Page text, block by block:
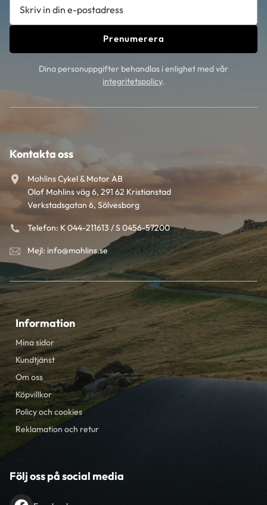
Prenumerera
Dina personuppgifter behandlas i enlighet med vår
integritetspolicy.
Kontakta oss
Mohlins Cykel & Motor AB
Olof Mohlins väg 6, 291 62 Kristianstad
Verkstadsgatan 6, Sölvesborg
Telefon: K 044-211613 / S 0456-57200
Mejl: info@mohlins.se
Information
Mina sidor
Kundtjänst
Om oss
Köpvillkor
Policy och cookies
Reklamation och retur
Följ oss på social media